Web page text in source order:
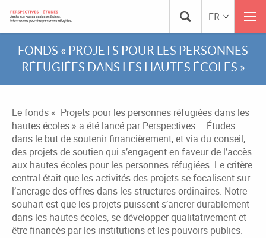
FONDS « PROJETS POUR LES PERSONNES
RÉFUGIÉES DANS LES HAUTES ÉCOLES »
Le fonds « Projets pour les personnes réfugiées dans les
hautes écoles » a été lancé par Perspectives – Études
dans le but de soutenir financièrement, et via du conseil,
des projets de soutien qui s’engagent en faveur de l’accès
aux hautes écoles pour les personnes réfugiées. Le critère
central était que les activités des projets se focalisent sur
l’ancrage des offres dans les structures ordinaires. Notre
souhait est que les projets puissent s’ancrer durablement
dans les hautes écoles, se développer qualitativement et
être financés par les institutions et les pouvoirs publics.